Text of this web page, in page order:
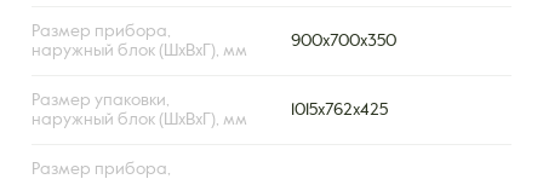
Размер прибора,
наружный блок (ШxВxГ), мм
900х700х350
Размер упаковки,
наружный блок (ШxВxГ), мм
1015х762х425
Размер прибора,